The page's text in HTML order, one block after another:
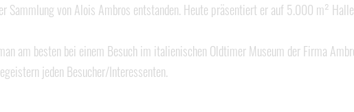
Sammlung von Alois Ambros entstanden. Heute präsentiert er auf 5.000 m²
am besten bei einem Besuch im italienischen Oldtimer Museum der Firma
jeden Besucher/Interessenten.